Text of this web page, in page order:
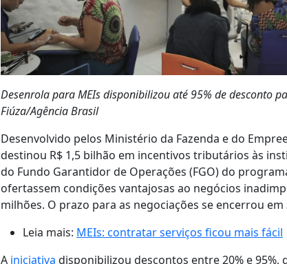
Desenrola para MEIs disponibilizou até 95% de desconto
Fiúza/Agência Brasil
Desenvolvido pelos Ministério da Fazenda e do
destinou R$ 1,5 bilhão em incentivos tributários às
do Fundo Garantidor de Operações (FGO) do
ofertassem condições vantajosas ao negócios
milhões. O prazo para as negociações se encerrou
Leia mais: MEIs: contratar serviços ficou mais fácil
A iniciativa disponibilizou descontos entre 20% e